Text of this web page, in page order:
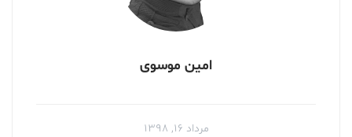
امین موسوی
مرداد ۱۶, ۱۳۹۸